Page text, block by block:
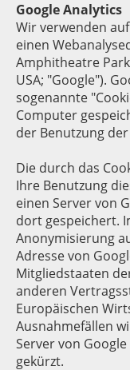
Google Analytics
Wir verwenden
einen
Amphitheatre
USA; "Google").
sogenannte
Computer
der Benutzung
Die durch das
Ihre Benutzung
einen Server von
dort gespeichert.
Anonymisierung
Adresse von
Mitgliedstaaten
anderen
Europäischen
Ausnahmefällen
Server von
gekürzt.